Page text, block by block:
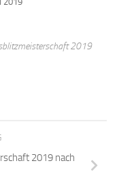
2019
2019 nach